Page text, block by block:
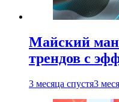
Майский
трендов с
3 месяца спустя3